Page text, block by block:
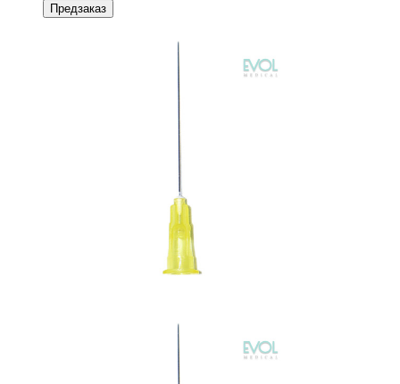
Предзаказ